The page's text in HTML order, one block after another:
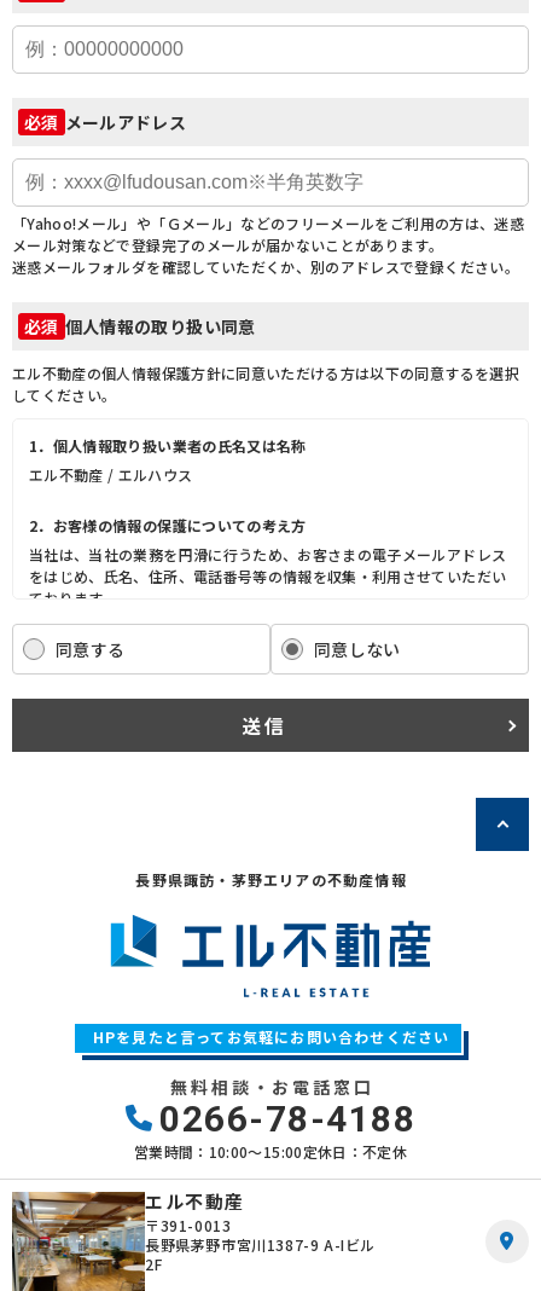
必須 メールアドレス
「Yahoo!メール」や「Ｇメール」などのフリーメールをご利用の方は、迷惑
メール対策などで登録完了のメールが届かないことがあります。
迷惑メールフォルダを確認していただくか、別のアドレスで登録ください。
必須 個人情報の取り扱い同意
エル不動産の個人情報保護方針に同意いただける方は以下の同意するを選択
してください。
1．個人情報取り扱い業者の氏名又は名称
エル不動産 / エルハウス
2．お客様の情報の保護についての考え方
当社は、当社の業務を円滑に行うため、お客さまの電子メールアドレス
をはじめ、氏名、住所、電話番号等の情報を収集・利用させていただい
ております。
当社は、これらのお客さまの個人情報（以下「お客さま情報」といいま
す。）の適正な保護を重大な責務と認識し、この責務を果たすために、
次の方針の下でお客さま情報を取り扱います。
(1) お客さま情報に適用される個人情報の保護に関する法律その他の関
係法令を遵守し、適切に取り扱います。また、適宜取扱いの改善に努め
(3) お客さま情報の収集に際しては、利用目的を特定して通知または公
(4) お客さま情報の漏洩、紛失、改ざん等を防止するために必要な 対策
(5) 保有するお客さま情報について、お客さま本人からの開示、訂正、
削除、利用停止の依頼を所定の窓口でお受けして、誠意をもって対応い
具体的には、以下の内容に従ってお客さま情報の取り扱いをいたしま
当社は、不動産についてのサービスをお客さまにご利用いただくにあた
り、各種の申込みの受付、訪問、提案、見積、各種の工事やサービス提
供等の機会に、当社が直接あるいは協力会社又は業務委託先等を通じ
て、お客さまの個人情報（お客さまの電子メールアドレス、氏名、住
所、電話番号等）を取得いたしますが、これらの個人情報は下記の目的
に利用させていただきます。
(1) 不動産についてのサービスの提供
(2) 不動産についてのサービスのアフターサービスの提供
(3) 不動産についてのサービスのお知らせ・ＰＲ、調査・データ集積、
同意する 同意しない
送信
長野県諏訪・茅野エリアの不動産情報
HPを見たと言ってお気軽にお問い合わせください
無料相談・お電話窓口
0266-78-4188
営業時間：10:00〜15:00定休日：不定休
エル不動産
〒391-0013
長野県茅野市宮川1387-9 A-Iビル
2F